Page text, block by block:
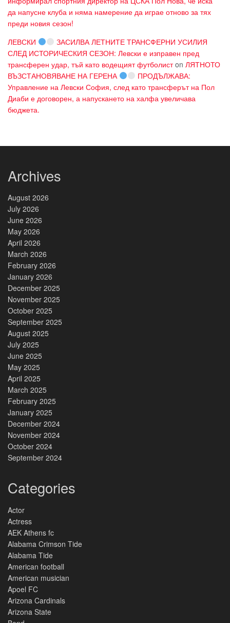
да напусне клуба и няма намерение да играе отново за тях
преди новия сезон!
ЛЕВСКИ
ЗАСИЛВА ЛЕТНИТЕ ТРАНСФЕРНИ УСИЛИЯ
СЛЕД ИСТОРИЧЕСКИЯ СЕЗОН: Левски е изправен пред
трансферен удар, тъй като водещият футболистon ЛЯТНОТО
ВЪЗСТАНОВЯВАНЕ НА ГЕРЕНА
ПРОДЪЛЖАВА:
Управление на Левски София, след като трансферът на Пол
Диаби е договорен, а напускането на халфа увеличава
бюджета.
Archives
August 2026
July 2026
June 2026
May 2026
April 2026
March 2026
February 2026
January 2026
December 2025
November 2025
October 2025
September 2025
August 2025
July 2025
June 2025
May 2025
April 2025
March 2025
February 2025
January 2025
December 2024
November 2024
October 2024
September 2024
Categories
Actor
Actress
AEK Athens fc
Alabama Crimson Tide
Alabama Tide
American football
American musician
Apoel FC
Arizona Cardinals
Arizona State